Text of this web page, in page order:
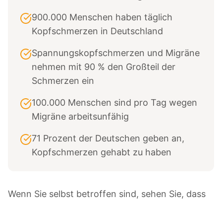
900.000 Menschen haben täglich
Kopfschmerzen in Deutschland
Spannungskopfschmerzen und Migräne
nehmen mit 90 % den Großteil der
Schmerzen ein
100.000 Menschen sind pro Tag wegen
Migräne arbeitsunfähig
71 Prozent der Deutschen geben an,
Kopfschmerzen gehabt zu haben
Wenn Sie selbst betroffen sind, sehen Sie, dass